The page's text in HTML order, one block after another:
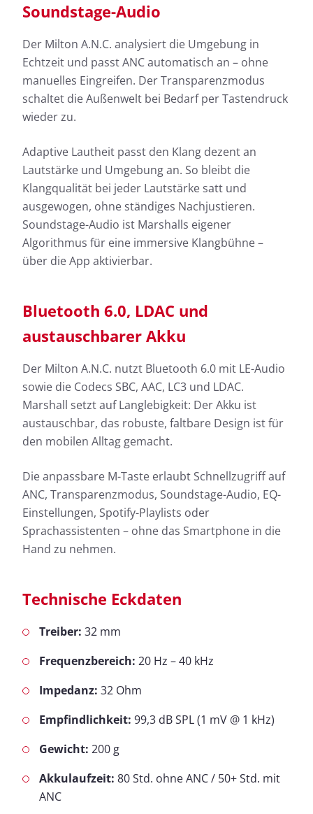
Soundstage-Audio
Der Milton A.N.C. analysiert die Umgebung in
Echtzeit und passt ANC automatisch an – ohne
manuelles Eingreifen. Der Transparenzmodus
schaltet die Außenwelt bei Bedarf per Tastendruck
wieder zu.
Adaptive Lautheit passt den Klang dezent an
Lautstärke und Umgebung an. So bleibt die
Klangqualität bei jeder Lautstärke satt und
ausgewogen, ohne ständiges Nachjustieren.
Soundstage-Audio ist Marshalls eigener
Algorithmus für eine immersive Klangbühne –
über die App aktivierbar.
Bluetooth 6.0, LDAC und
austauschbarer Akku
Der Milton A.N.C. nutzt Bluetooth 6.0 mit LE-Audio
sowie die Codecs SBC, AAC, LC3 und LDAC.
Marshall setzt auf Langlebigkeit: Der Akku ist
austauschbar, das robuste, faltbare Design ist für
den mobilen Alltag gemacht.
Die anpassbare M-Taste erlaubt Schnellzugriff auf
ANC, Transparenzmodus, Soundstage-Audio, EQ-
Einstellungen, Spotify-Playlists oder
Sprachassistenten – ohne das Smartphone in die
Hand zu nehmen.
Technische Eckdaten
Treiber: 32 mm
Frequenzbereich: 20 Hz – 40 kHz
Impedanz: 32 Ohm
Empfindlichkeit: 99,3 dB SPL (1 mV @ 1 kHz)
Gewicht: 200 g
Akkulaufzeit: 80 Std. ohne ANC / 50+ Std. mit
ANC